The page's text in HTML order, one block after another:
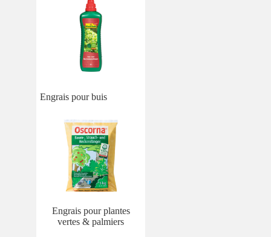
Engrais pour buis
Engrais pour plantes
vertes & palmiers